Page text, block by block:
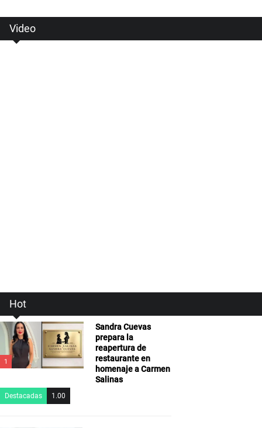
Video
Hot
1
Sandra Cuevas
prepara la
reapertura de
restaurante en
homenaje a Carmen
Salinas
Destacadas 1.00